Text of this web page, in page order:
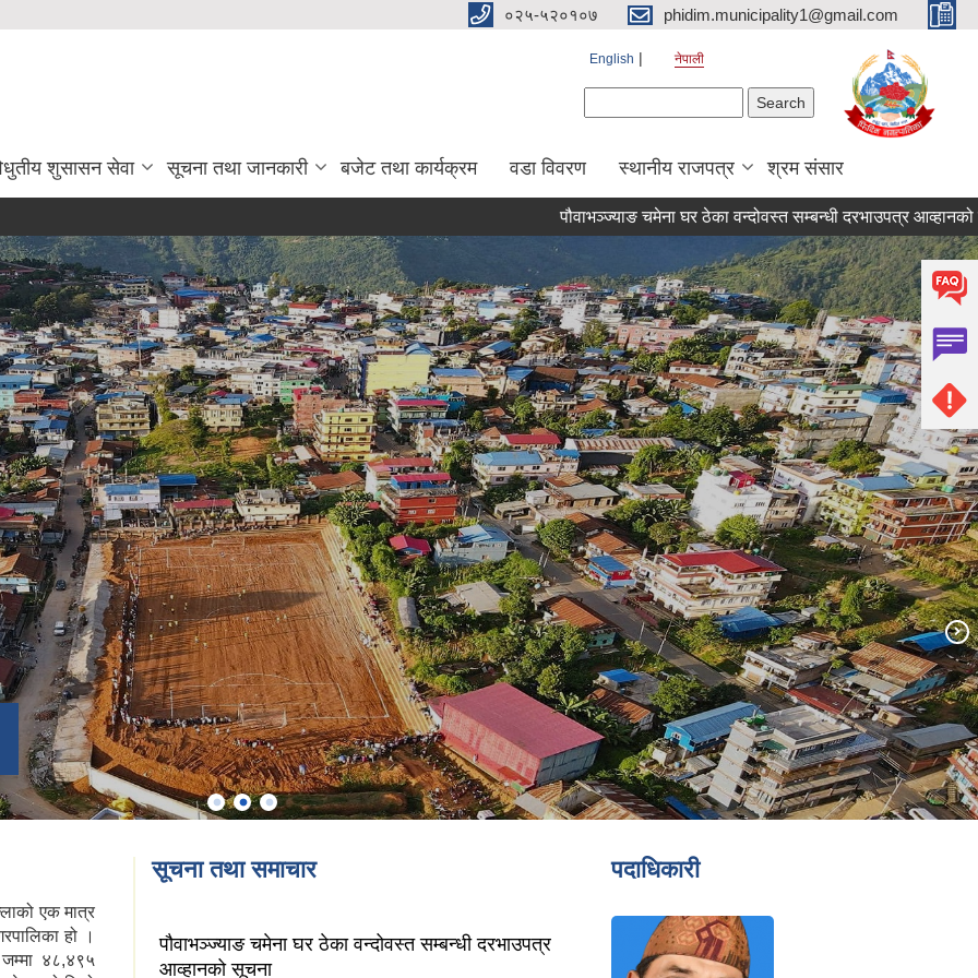
०२५-५२०१०७ phidim.municipality1@gmail.com
English नेपाली
शुसासन सेवा सूचना तथा जानकारी बजेट तथा कार्यक्रम वडा विवरण स्थानीय राजपत्र श्रम संसार
पौवाभञ्ज्याङ चमेना घर ठेका वन्दोवस्त सम्बन्धी दरभाउपत्र आव्हानको सूचना
एक मात्र
हो ।
४८,४९५
सूचना तथा समाचार
पौवाभञ्ज्याङ चमेना घर ठेका वन्दोवस्त सम्बन्धी दरभाउपत्र
आव्हानको सूचना
पदाधिकारी